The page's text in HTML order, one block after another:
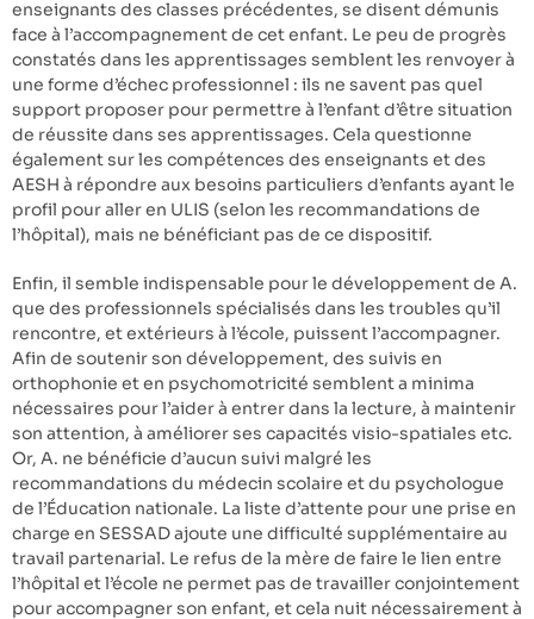
enseignants des classes précédentes, se disent démunis
face à l’accompagnement de cet enfant. Le peu de progrès
constatés dans les apprentissages semblent les renvoyer à
une forme d’échec professionnel : ils ne savent pas quel
support proposer pour permettre à l’enfant d’être situation
de réussite dans ses apprentissages. Cela questionne
également sur les compétences des enseignants et des
AESH à répondre aux besoins particuliers d’enfants ayant le
profil pour aller en ULIS (selon les recommandations de
l’hôpital), mais ne bénéficiant pas de ce dispositif.
Enfin, il semble indispensable pour le développement de A.
que des professionnels spécialisés dans les troubles qu’il
rencontre, et extérieurs à l’école, puissent l’accompagner.
Afin de soutenir son développement, des suivis en
orthophonie et en psychomotricité semblent a minima
nécessaires pour l’aider à entrer dans la lecture, à maintenir
son attention, à améliorer ses capacités visio-spatiales etc.
Or, A. ne bénéficie d’aucun suivi malgré les
recommandations du médecin scolaire et du psychologue
de l’Éducation nationale. La liste d’attente pour une prise en
charge en SESSAD ajoute une difficulté supplémentaire au
travail partenarial. Le refus de la mère de faire le lien entre
l’hôpital et l’école ne permet pas de travailler conjointement
pour accompagner son enfant, et cela nuit nécessairement à